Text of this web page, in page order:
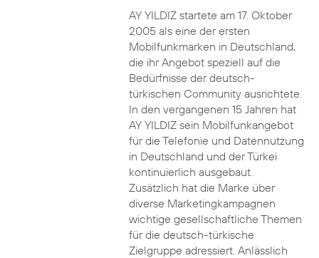
AY YILDIZ startete am 17. Oktober
2005 als eine der ersten
Mobilfunkmarken in Deutschland,
die ihr Angebot speziell auf die
Bedürfnisse der deutsch-
türkischen Community ausrichtete.
In den vergangenen 15 Jahren hat
AY YILDIZ sein Mobilfunkangebot
für die Telefonie und Datennutzung
in Deutschland und der Türkei
kontinuierlich ausgebaut.
Zusätzlich hat die Marke über
diverse Marketingkampagnen
wichtige gesellschaftliche Themen
für die deutsch-türkische
Zielgruppe adressiert. Anlässlich